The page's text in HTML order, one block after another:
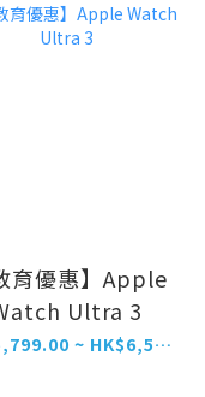
育優惠】Apple
Ultra 3
HK$5,799.00 ~ HK$6,599.00